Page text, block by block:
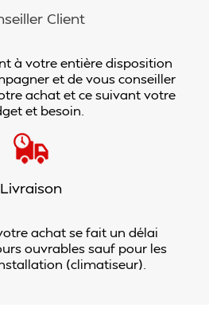
Client
à votre entière disposition
et de vous conseiller
achat et ce suivant votre
et besoin.
Livraison
achat se fait un délai
ouvrables sauf pour les
(climatiseur).